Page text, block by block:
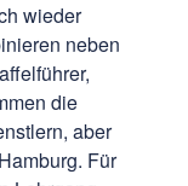
wieder
neben
die
aber
Für